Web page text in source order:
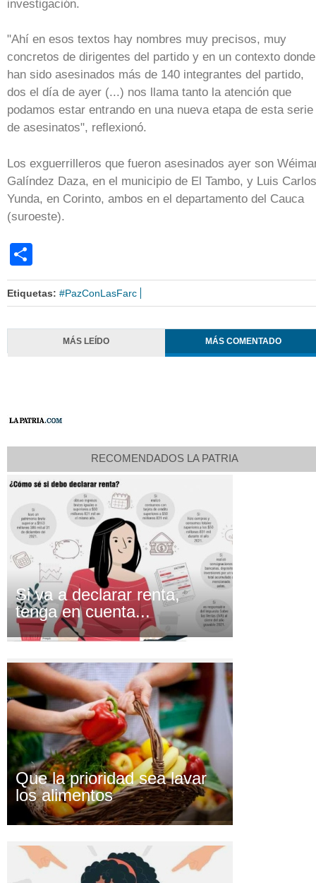
investigación.
"Ahí en esos textos hay nombres muy precisos, muy
concretos de dirigentes del partido y en un contexto donde
han sido asesinados más de 140 integrantes del partido,
dos el día de ayer (...) nos llama tanto la atención que
podamos estar entrando en una nueva etapa de esta serie
de asesinatos", reflexionó.
Los exguerrilleros que fueron asesinados ayer son
Galíndez Daza, en el municipio de El Tambo, y Luis Carlos
Yunda, en Corinto, ambos en el departamento del Cauca
(suroeste).
Etiquetas: #PazConLasFarc
MÁS LEÍDO MÁS COMENTADO
RECOMENDADOS LA PATRIA
Si va a declarar renta,
tenga en cuenta...
Que la prioridad sea lavar
los alimentos